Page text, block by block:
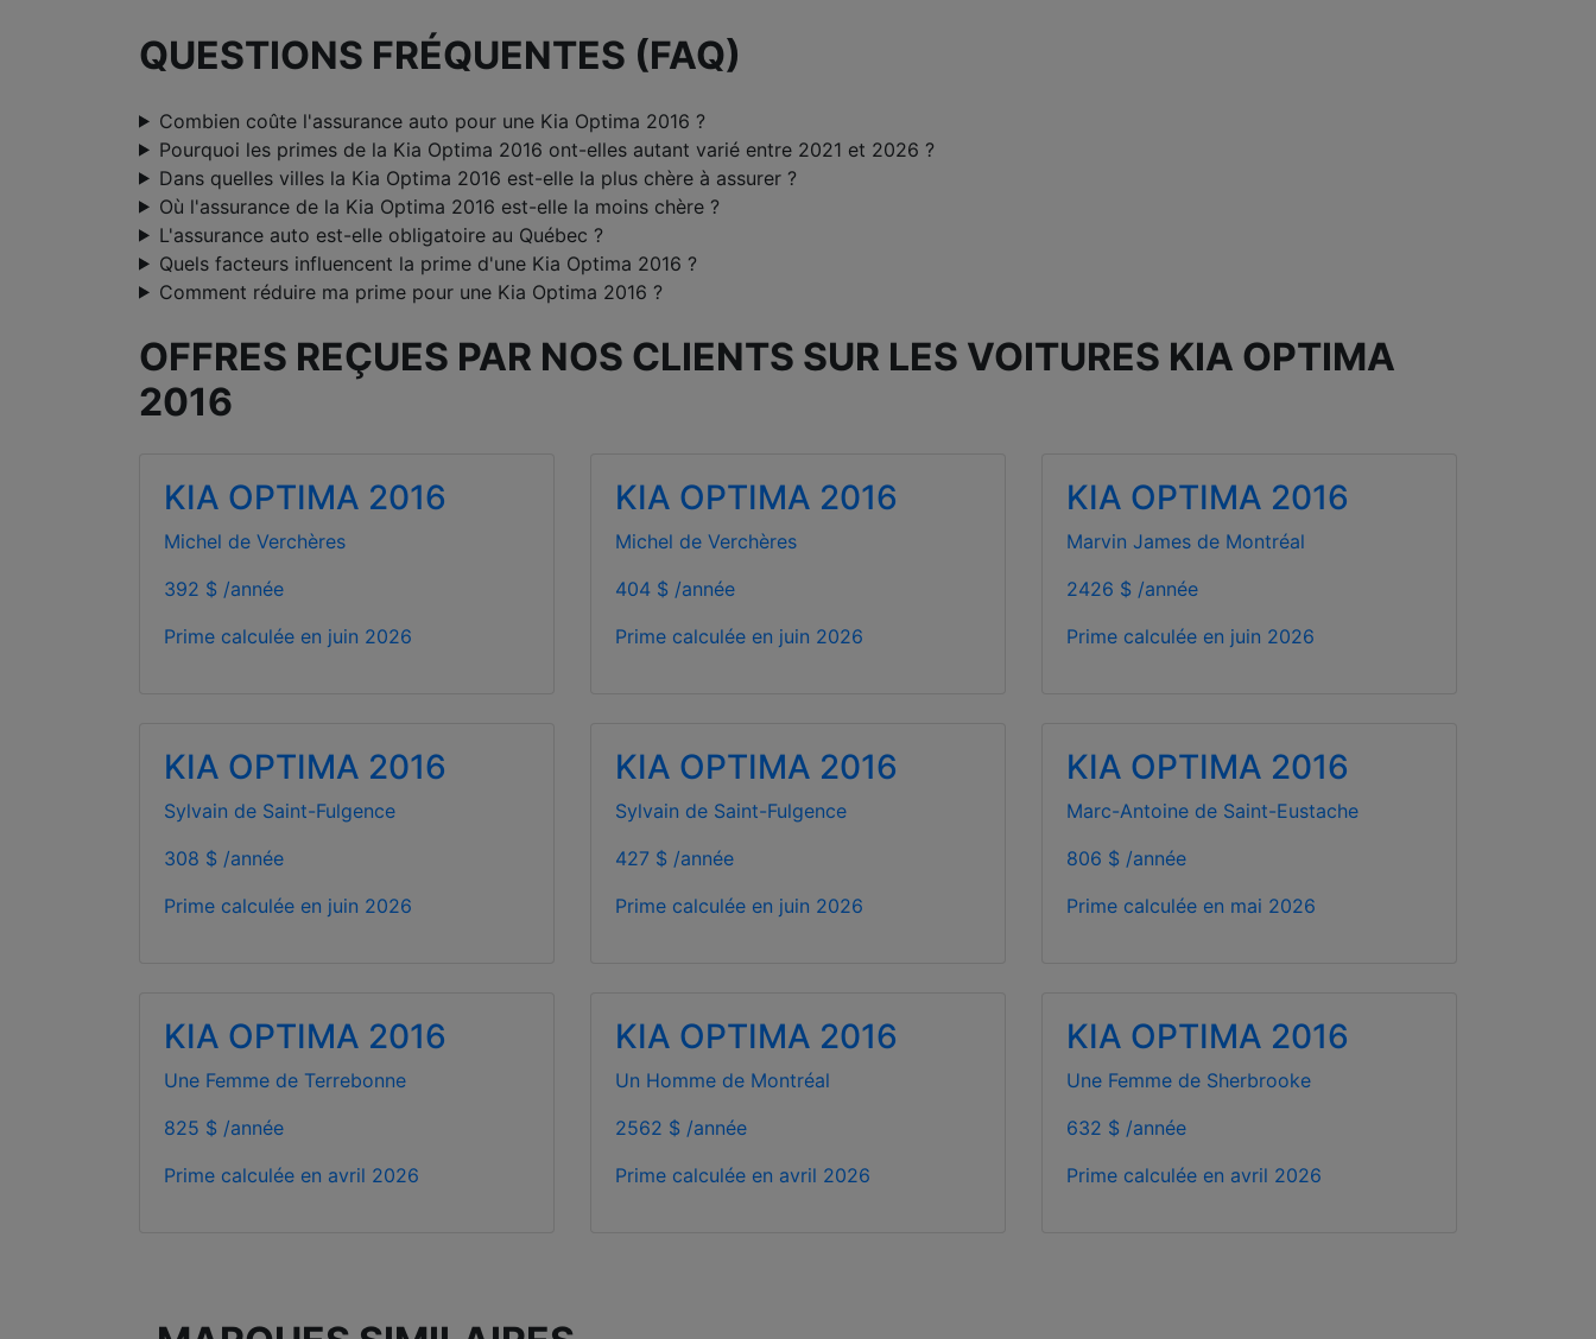
QUESTIONS FRÉQUENTES (FAQ)
Combien coûte l'assurance auto pour une Kia Optima 2016 ?
Pourquoi les primes de la Kia Optima 2016 ont-elles autant varié entre 2021 et 2026 ?
Dans quelles villes la Kia Optima 2016 est-elle la plus chère à assurer ?
Où l'assurance de la Kia Optima 2016 est-elle la moins chère ?
L'assurance auto est-elle obligatoire au Québec ?
Quels facteurs influencent la prime d'une Kia Optima 2016 ?
Comment réduire ma prime pour une Kia Optima 2016 ?
OFFRES REÇUES PAR NOS CLIENTS SUR LES VOITURES KIA OPTIMA
2016
KIA OPTIMA 2016
Michel de Verchères
392 $ /année
Prime calculée en juin 2026
KIA OPTIMA 2016
Michel de Verchères
404 $ /année
Prime calculée en juin 2026
KIA OPTIMA 2016
Marvin James de Montréal
2426 $ /année
Prime calculée en juin 2026
KIA OPTIMA 2016
Sylvain de Saint-Fulgence
308 $ /année
Prime calculée en juin 2026
KIA OPTIMA 2016
Sylvain de Saint-Fulgence
427 $ /année
Prime calculée en juin 2026
KIA OPTIMA 2016
Marc-Antoine de Saint-Eustache
806 $ /année
Prime calculée en mai 2026
KIA OPTIMA 2016
Une Femme de Terrebonne
825 $ /année
Prime calculée en avril 2026
KIA OPTIMA 2016
Un Homme de Montréal
2562 $ /année
Prime calculée en avril 2026
KIA OPTIMA 2016
Une Femme de Sherbrooke
632 $ /année
Prime calculée en avril 2026